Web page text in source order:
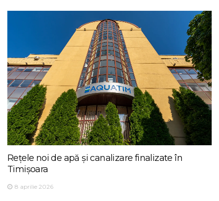
Rețele noi de apă și canalizare finalizate în
Timișoara
8 aprilie 2026